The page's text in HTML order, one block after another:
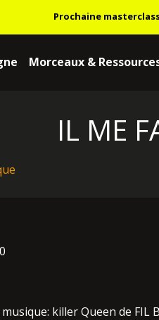
Prochaine
Morceaux &
IL ME
killer Queen de